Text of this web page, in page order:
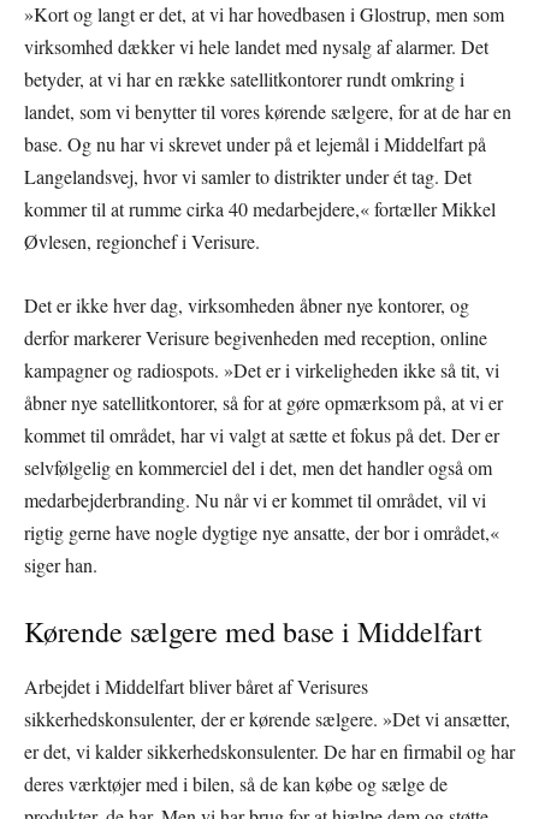
»Kort og langt er det, at vi har hovedbasen i Glostrup, men som
virksomhed dækker vi hele landet med nysalg af alarmer. Det
betyder, at vi har en række satellitkontorer rundt omkring i
landet, som vi benytter til vores kørende sælgere, for at de har en
base. Og nu har vi skrevet under på et lejemål i Middelfart på
Langelandsvej, hvor vi samler to distrikter under ét tag. Det
kommer til at rumme cirka 40 medarbejdere,« fortæller Mikkel
Øvlesen, regionchef i Verisure.
Det er ikke hver dag, virksomheden åbner nye kontorer, og
derfor markerer Verisure begivenheden med reception, online
kampagner og radiospots. »Det er i virkeligheden ikke så tit, vi
åbner nye satellitkontorer, så for at gøre opmærksom på, at vi er
kommet til området, har vi valgt at sætte et fokus på det. Der er
selvfølgelig en kommerciel del i det, men det handler også om
medarbejderbranding. Nu når vi er kommet til området, vil vi
rigtig gerne have nogle dygtige nye ansatte, der bor i området,«
siger han.
Kørende sælgere med base i Middelfart
Arbejdet i Middelfart bliver båret af Verisures
sikkerhedskonsulenter, der er kørende sælgere. »Det vi ansætter,
er det, vi kalder sikkerhedskonsulenter. De har en firmabil og har
deres værktøjer med i bilen, så de kan købe og sælge de